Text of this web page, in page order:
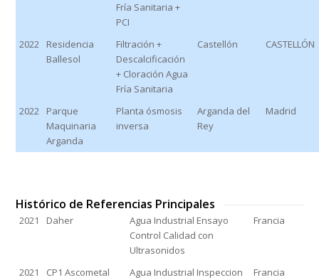
Fría Sanitaria +
PCI
2022
Residencia
Ballesol
Filtración +
Descalcificación
+ Cloración Agua
Fría Sanitaria
Castellón CASTELLÓN
2022
Parque
Maquinaria
Arganda
Planta ósmosis
inversa
Arganda del
Rey
Madrid
Histórico de Referencias Principales
2021 Daher
Agua Industrial Ensayo
Control Calidad con
Ultrasonidos
Francia
2021 CP1 Ascometal
Agua Industrial Inspeccion
Francia